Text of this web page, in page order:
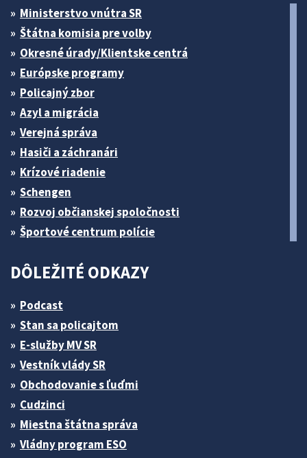
Ministerstvo vnútra SR
Štátna komisia pre volby
Okresné úrady/Klientske centrá
Európske programy
Policajný zbor
Azyl a migrácia
Verejná správa
Hasiči a záchranári
Krízové riadenie
Schengen
Rozvoj občianskej spoločnosti
Športové centrum polície
DÔLEŽITÉ ODKAZY
Podcast
Stan sa policajtom
E-služby MV SR
Vestník vlády SR
Obchodovanie s ľuďmi
Cudzinci
Miestna štátna správa
Vládny program ESO